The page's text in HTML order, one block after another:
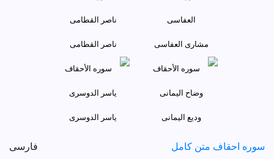
مشاری العفاسی ناصر القطامی
وديع الیمانی یاسر الدوسری
سوره احقاف متن کامل فارسی